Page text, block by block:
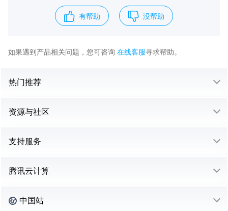
有帮助 没帮助
如果遇到产品相关问题，您可咨询 在线客服寻求帮助。
热门推荐
资源与社区
支持服务
腾讯云计算
中国站